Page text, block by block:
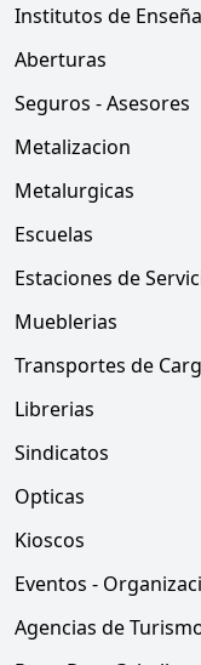
Institutos de
Aberturas
Seguros - Asesores
Metalizacion
Metalurgicas
Escuelas
Estaciones de
Mueblerias
Transportes de
Librerias
Sindicatos
Opticas
Kioscos
Eventos -
Agencias de